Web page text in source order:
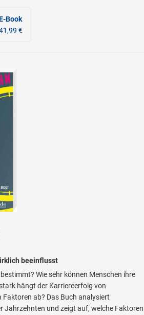
Book
€
beeinflusst
Wie sehr können Menschen ihre
hängt der Karriereerfolg von
ab? Das Buch analysiert
Jahrzehnten und zeigt auf, welche Faktoren